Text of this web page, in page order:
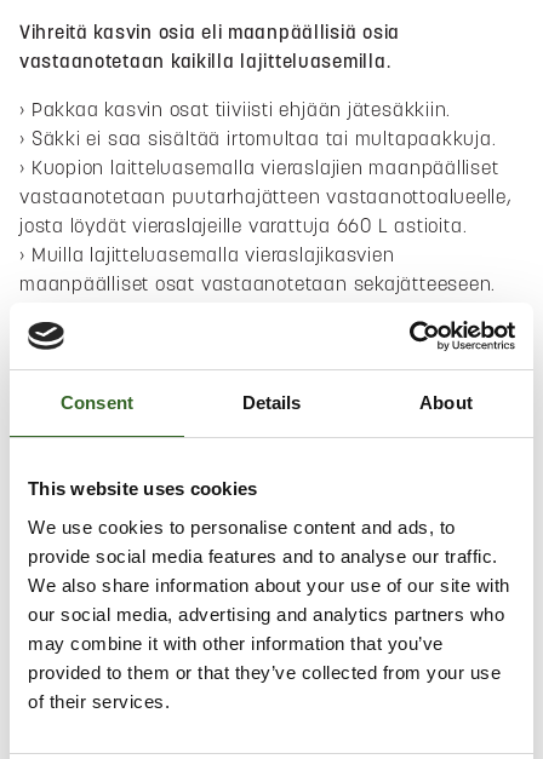
Consent Details About
This website uses cookies
We use cookies to personalise content and ads, to
provide social media features and to analyse our traffic.
We also share information about your use of our site with
our social media, advertising and analytics partners who
may combine it with other information that you’ve
provided to them or that they’ve collected from your use
of their services.
Vihreitä kasvin osia eli maanpäällisiä osia
vastaanotetaan kaikilla lajitteluasemilla.
Pakkaa kasvin osat tiiviisti ehjään jätesäkkiin.
Säkki ei saa sisältää irtomultaa tai multapaakkuja.
Kuopion laitteluasemalla vieraslajien maanpäälliset
vastaanotetaan puutarhajätteen vastaanottoalueelle,
josta löydät vieraslajeille varattuja 660 L astioita.
Muilla lajitteluasemalla vieraslajikasvien
maanpäälliset osat vastaanotetaan sekajätteeseen.
MAANALAISET KASVIN OSAT
Maanalaisia kasvin osia vastaanotetaan vain Kuopion
lajitteluasemalla.
Vieraslajikasvien maanalaiset osat (esim. juuret)
vastaanotetaan Kuopion
lajitteluasemalla sekajätteeseen.
Osta jätekuorma verkkokaupasta tai
maksuautomaatilta. Hinta perustuu kuorman kokoon.
Tuo maanalaiset osat lajitteluasemalle
henkilökunnan paikalla ollessa.
Kerro kuorman sisältö henkilökunnalle.